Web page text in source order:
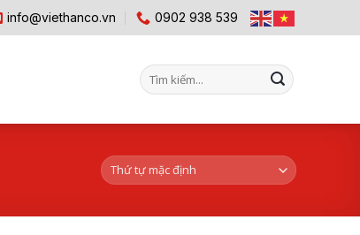
info@viethanco.vn 0902 938 539
Tìm
kiếm: